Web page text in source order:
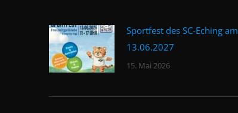
Sportfest des SC-Eching am
13.06.2027
15. Mai 2026